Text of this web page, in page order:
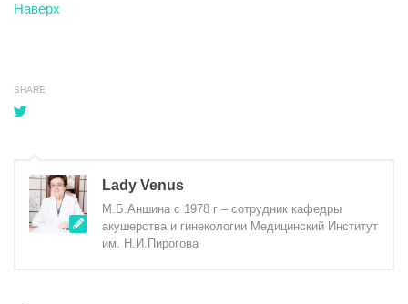
Наверх
SHARE
Lady Venus
М.Б.Аншина с 1978 г – сотрудник кафедры
акушерства и гинекологии Медицинский Институт
им. Н.И.Пирогова